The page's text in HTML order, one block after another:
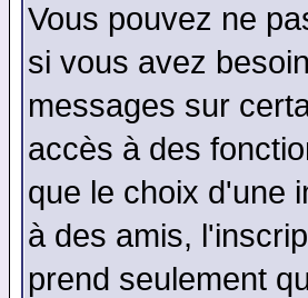
Vous pouvez ne
si vous avez
messages sur
accès à des
que le choix d'une
à des amis,
prend seulement